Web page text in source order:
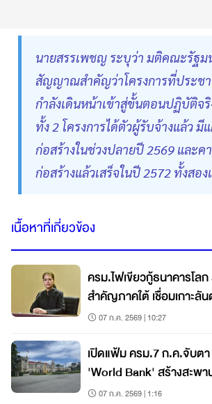
นายสรรเพชญ ระบุว่า มติคณะรัฐม
สัญญาณสำคัญว่าโครงการที่ประช
กำลังเดินหน้าเข้าสู่ขั้นตอนปฏิบัติจ
ทั้ง 2 โครงการได้ตัวผู้รับจ้างแล้ว มี
ก่อสร้างในช่วงปลายปี 2569 และค
ก่อสร้างแล้วเสร็จในปี 2572 ทั้งสอง
เนื้อหาที่เกี่ยวข้อง
ครม.ไฟเขียวกู้ธนาคารโล
สำคัญภาคใต้ เชื่อมเกาะลั
ทะเลสาบสงขลา
07 ก.ค. 2569 | 10:27
เปิดแฟ้ม ครม.7 ก.ค.จับต
'World Bank' สร้างสะพา
สะพานข้ามทะเลสาบสงขลา
07 ก.ค. 2569 | 1:16